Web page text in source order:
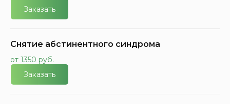
Заказать
Снятие абстинентного синдрома
от 1350 руб.
Заказать